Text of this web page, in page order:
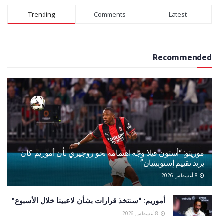
Trending Comments Latest
Recommended
موريتو: “أستون فيلا وجّه اهتمامه نحو روجيري لأن أموريم كان
يريد تقييم إستوبينيان”
أموريم: “سنتخذ قرارات بشأن لاعبينا خلال الأسبوع”